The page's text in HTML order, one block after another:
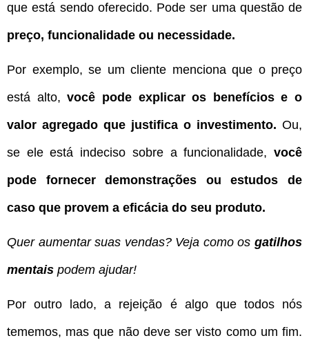
que está sendo oferecido. Pode ser uma questão de
preço, funcionalidade ou necessidade.
Por exemplo, se um cliente menciona que o preço
está alto,você pode explicar os benefícios e o
valor agregado que justifica o investimento. Ou,
se ele está indeciso sobre a funcionalidade, você
pode fornecer demonstrações ou estudos de
caso que provem a eficácia do seu produto.
Quer aumentar suas vendas? Veja como os gatilhos
mentais podem ajudar!
Por outro lado, a rejeição é algo que todos nós
tememos, mas que não deve ser visto como um fim.